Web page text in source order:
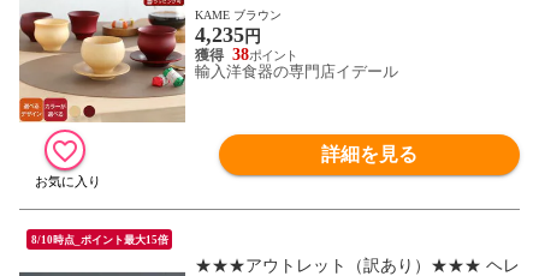
食洗機対応 ギフト 結婚祝い プレゼント 贈
り物 【食器 カトラリー】【ギフト】
KAME ブラウン
4,235円
38
輸入洋食器の専門店イデール
詳細を見る
8/10時点_ポイント最大15倍
★★★アウトレット（訳あり）★★★ ヘレ